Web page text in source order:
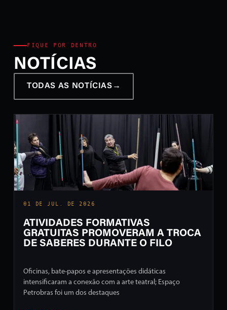
FIQUE POR DENTRO
NOTÍCIAS
TODAS AS NOTÍCIAS →
01 DE JUL. DE 2026
ATIVIDADES FORMATIVAS
GRATUITAS PROMOVERAM A TROCA
DE SABERES DURANTE O FILO
Oficinas, bate-papos e apresentações didáticas
intensificaram a conexão com a arte teatral; Espaço
Petrobras foi um dos destaques